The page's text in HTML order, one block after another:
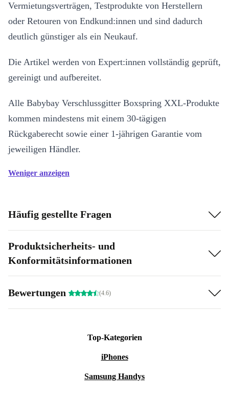
Vermietungsverträgen, Testprodukte von Herstellern
oder Retouren von Endkund:innen und sind dadurch
deutlich günstiger als ein Neukauf.
Die Artikel werden von Expert:innen vollständig geprüft,
gereinigt und aufbereitet.
Alle Babybay Verschlussgitter Boxspring XXL-Produkte
kommen mindestens mit einem 30-tägigen
Rückgaberecht sowie einer 1-jährigen Garantie vom
jeweiligen Händler.
Weniger anzeigen
Häufig gestellte Fragen
Produktsicherheits- und
Konformitätsinformationen
Bewertungen (4.6)
Top-Kategorien
iPhones
Samsung Handys